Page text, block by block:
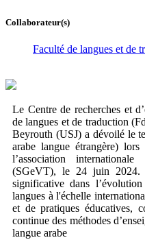
Collaborateur(s)
Faculté de langues et de
Le Centre de recherches et
de langues et de traduction
Beyrouth (USJ) a dévoilé le
arabe langue étrangère)
l’association
(SGeVT), le 24 juin 2024.
significative dans
langues à l'échelle
et de pratiques éducatives,
continue des méthodes
langue arabe